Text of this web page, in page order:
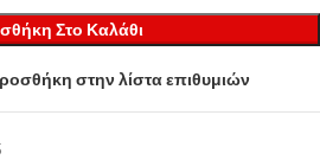
Στο Καλάθι
στην λίστα επιθυμιών